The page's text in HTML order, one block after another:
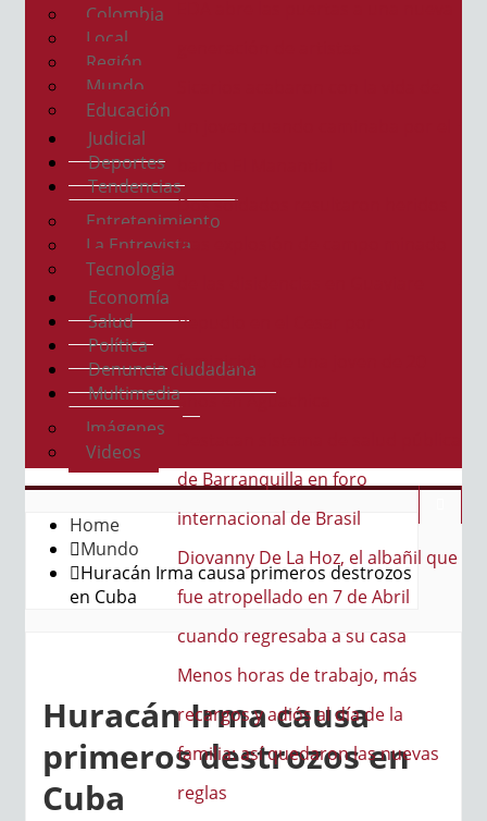
Dos soldados resultaron heridos
tras explosión de campo minado
Repudio en el Cesar por
feminicidio de una joven de 20
años en Aguachica
de Barranquilla en foro
internacional de Brasil
Diovanny De La Hoz, el albañil que
fue atropellado en 7 de Abril
cuando regresaba a su casa
Menos horas de trabajo, más
recargos y adiós al día de la
familia: así quedaron las nuevas
reglas
Colombia
Local
Región
Mundo
Educación
Judicial
Deportes
Tendencias
Entretenimiento
La Entrevista
Tecnologia
Economía
Salud
Política
Denuncia ciudadana
Multimedia
Imágenes
Videos
Home
Mundo
Huracán Irma causa primeros destrozos
en Cuba
Huracán Irma causa
primeros destrozos en
Cuba